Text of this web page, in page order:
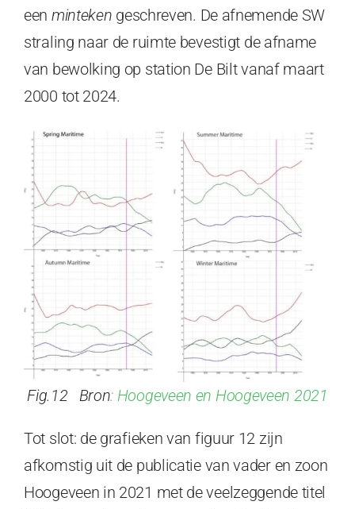
een minteken geschreven. De afnemende SW
straling naar de ruimte bevestigt de afname
van bewolking op station De Bilt vanaf maart
2000 tot 2024.
Fig.12 Bron: Hoogeveen en Hoogeveen 2021
Tot slot: de grafieken van figuur 12 zijn
afkomstig uit de publicatie van vader en zoon
Hoogeveen in 2021 met de veelzeggende titel